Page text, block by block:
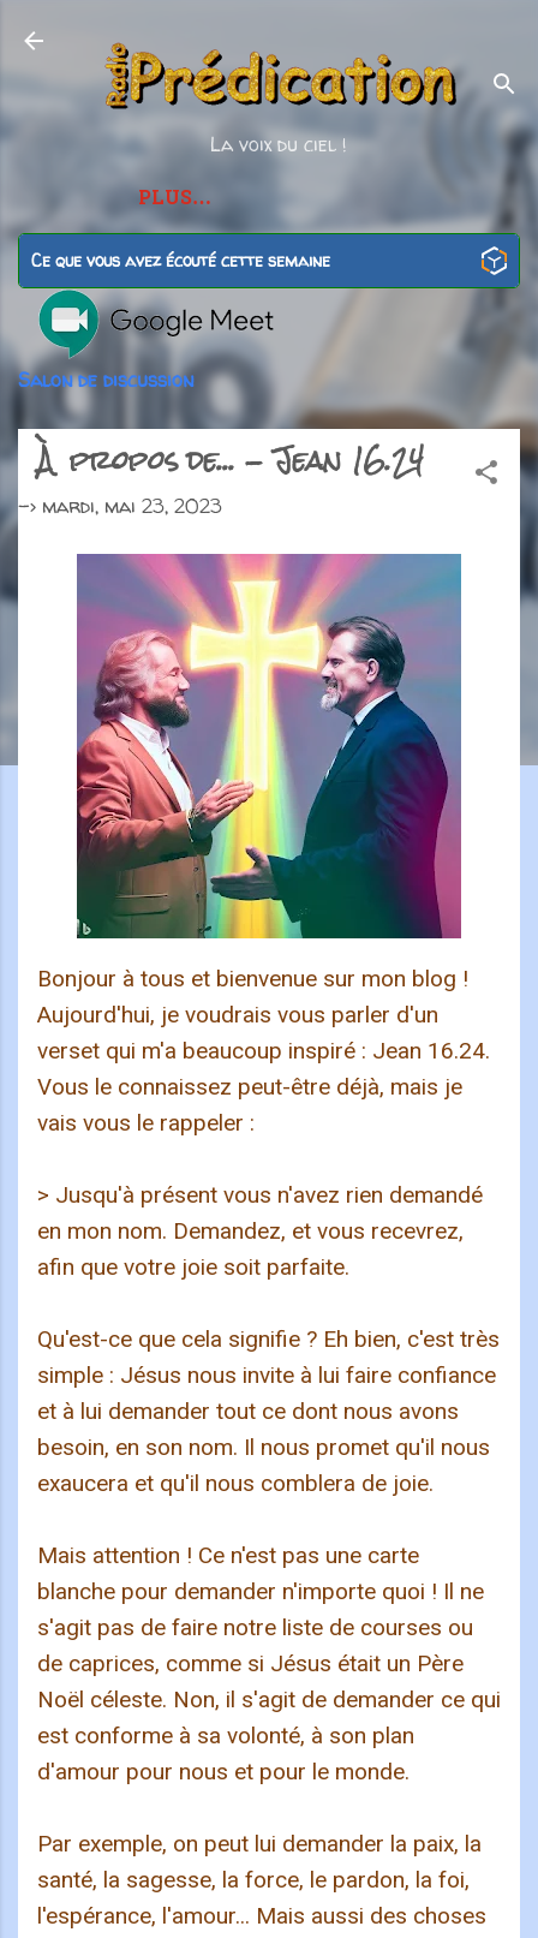
La voix du ciel !
PLUS…
Ce que vous avez écouté cette semaine
Salon de discussion
À propos de... - Jean 16.24
-> mardi, mai 23, 2023
Bonjour à tous et bienvenue sur mon blog !
Aujourd'hui, je voudrais vous parler d'un
verset qui m'a beaucoup inspiré : Jean 16.24.
Vous le connaissez peut-être déjà, mais je
vais vous le rappeler :
> Jusqu'à présent vous n'avez rien demandé
en mon nom. Demandez, et vous recevrez,
afin que votre joie soit parfaite.
Qu'est-ce que cela signifie ? Eh bien, c'est très
simple : Jésus nous invite à lui faire confiance
et à lui demander tout ce dont nous avons
besoin, en son nom. Il nous promet qu'il nous
exaucera et qu'il nous comblera de joie.
Mais attention ! Ce n'est pas une carte
blanche pour demander n'importe quoi ! Il ne
s'agit pas de faire notre liste de courses ou
de caprices, comme si Jésus était un Père
Noël céleste. Non, il s'agit de demander ce qui
est conforme à sa volonté, à son plan
d'amour pour nous et pour le monde.
Par exemple, on peut lui demander la paix, la
santé, la sagesse, la force, le pardon, la foi,
l'espérance, l'amour... Mais aussi des choses